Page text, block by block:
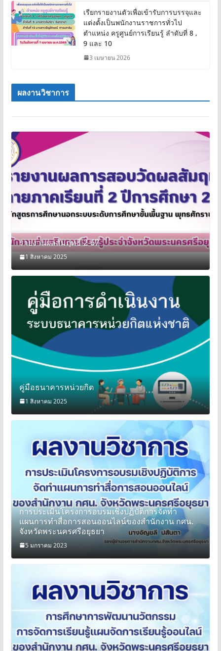
7 เมษายน 2026
เรียกรายงานตัวเพื่อเข้ารับการบรรจุและ
แต่งตั้งเป็นพนักงานราชการทั่วไป
9 และ 10
รายงานผลสัมฤทธิ์ 2-67
1 สิงหาคม 2025
คู่มือธนาคารหน่วยกิต
1 สิงหาคม 2025
การประเมินโครงการอบรมเชิงปฏิบัติการจัดทำ
แผนการทำสื่อการสอนออนไลน์ของสำนักงาน กศน.
จังหวัดพระนครศรีอยุธยา
5 มกราคม 2023